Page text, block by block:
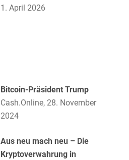
1. April 2026
Bitcoin-Präsident Trump
Cash.Online, 28. November
2024
Aus neu mach neu – Die
Kryptoverwahrung in